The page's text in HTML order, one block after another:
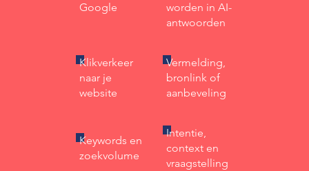
Google
worden in AI-
antwoorden
Klikverkeer
naar je
website
Vermelding,
bronlink of
aanbeveling
Keywords en
zoekvolume
Intentie,
context en
vraagstelling